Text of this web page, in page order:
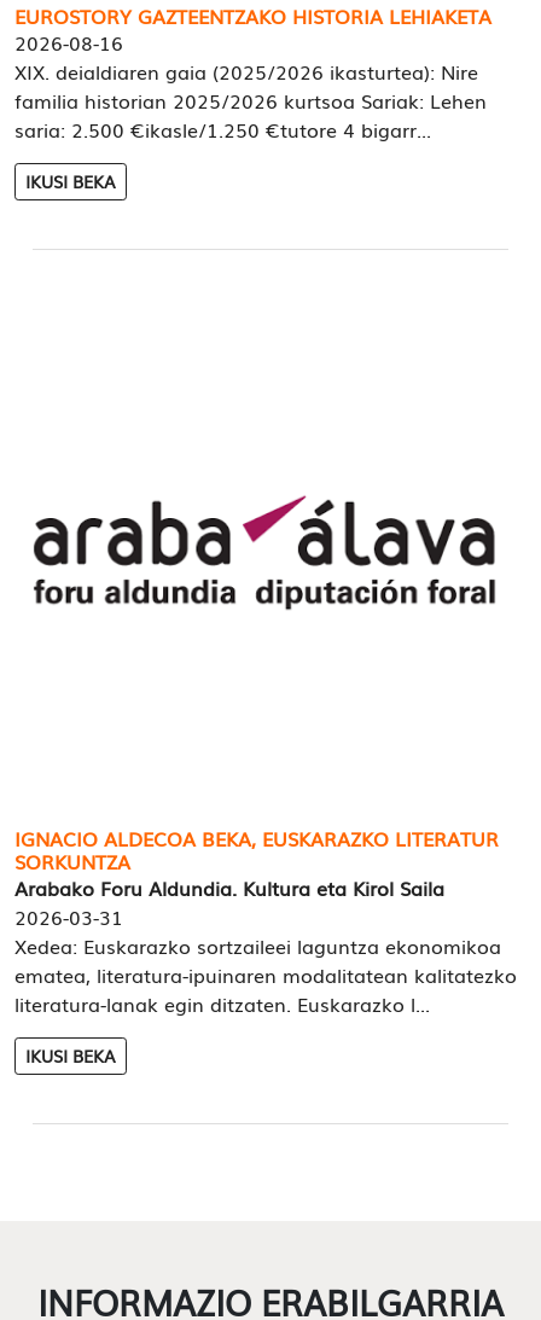
EUROSTORY GAZTEENTZAKO HISTORIA LEHIAKETA
2026-08-16
XIX. deialdiaren gaia (2025/2026 ikasturtea): Nire
familia historian 2025/2026 kurtsoa Sariak: Lehen
saria: 2.500 €ikasle/1.250 €tutore 4 bigarr...
IKUSI BEKA
IGNACIO ALDECOA BEKA, EUSKARAZKO LITERATUR
SORKUNTZA
Arabako Foru Aldundia. Kultura eta Kirol Saila
2026-03-31
Xedea: Euskarazko sortzaileei laguntza ekonomikoa
ematea, literatura-ipuinaren modalitatean kalitatezko
literatura-lanak egin ditzaten. Euskarazko l...
IKUSI BEKA
INFORMAZIO ERABILGARRIA